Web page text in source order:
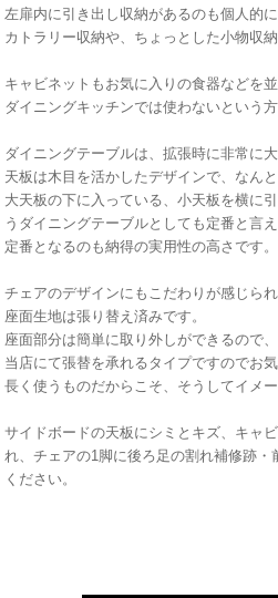
左扉内に引き出し収納があるのも個人的
カトラリー収納や、ちょっとした小物収納
キャビネットもお気に入りの食器などを
ダイニングキッチンでは使わないという
ダイニングテーブルは、拡張時に非常に
天板は木目を活かしたデザインで、なん
大天板の下に入っている、小天板を横に
うダイニングテーブルとしても定番と言え
定番となるのも納得の実用性の高さです。
チェアのデザインにもこだわりが感じら
座面生地は張り替え済みです。
座面部分は簡単に取り外しができるので
当店にて張替を承れるタイプですのでお
長く使うものだからこそ、そうしてイメ
サイドボードの天板にシミとキズ、キャ
れ、チェアの1脚に後ろ足の割れ補修跡
ください。